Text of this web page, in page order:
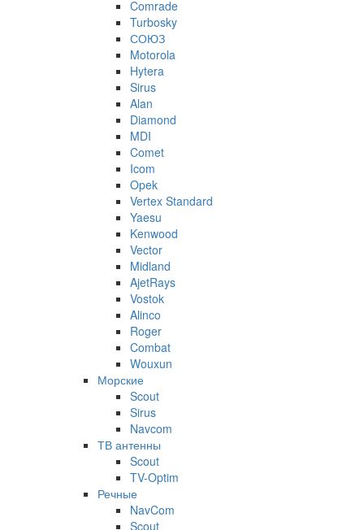
Comrade
Turbosky
СОЮЗ
Motorola
Hytera
Sirus
Alan
Diamond
MDI
Comet
Icom
Opek
Vertex Standard
Yaesu
Kenwood
Vector
Midland
AjetRays
Vostok
Alinco
Roger
Combat
Wouxun
Морские
Scout
Sirus
Navcom
ТВ антенны
Scout
TV-Optim
Речные
NavCom
Scout